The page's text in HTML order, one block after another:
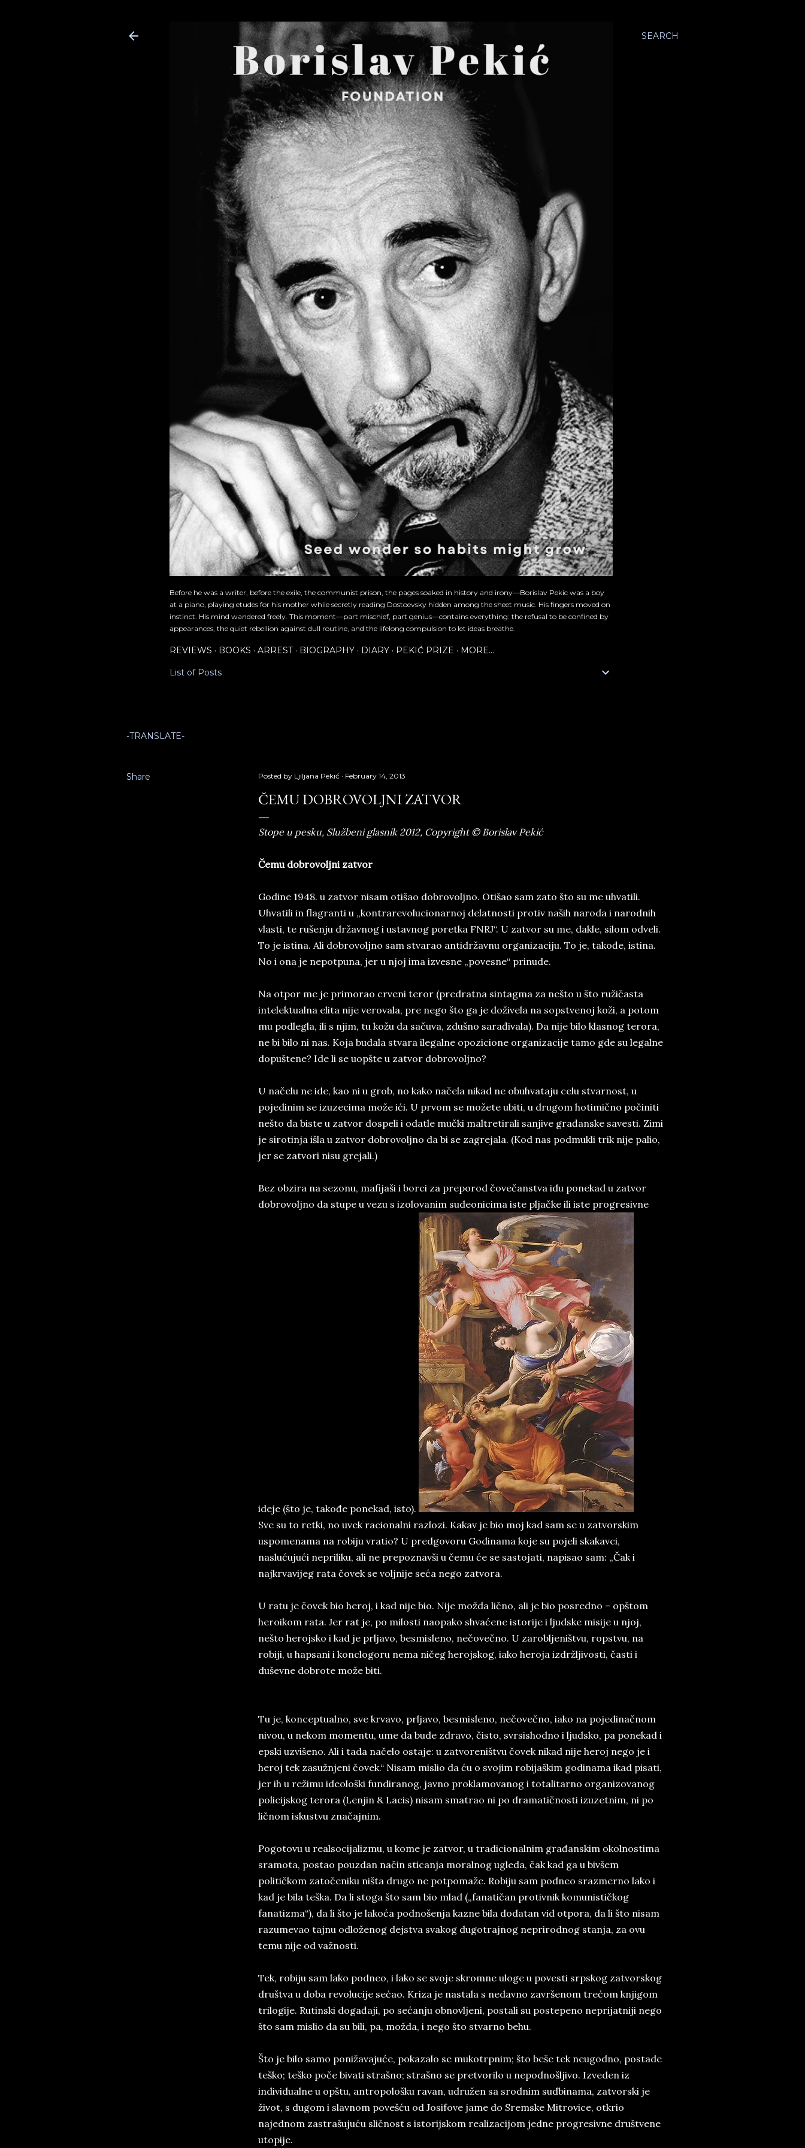
SEARCH
Before he was a writer, before the exile, the communist prison, the pages soaked in history and irony—Borislav Pekic was a boy
at a piano, playing etudes for his mother while secretly reading Dostoevsky hidden among the sheet music. His fingers moved on
instinct. His mind wandered freely. This moment—part mischief, part genius—contains everything: the refusal to be confined by
appearances, the quiet rebellion against dull routine, and the lifelong compulsion to let ideas breathe.
REVIEWS BOOKS ARREST BIOGRAPHY DIARY PEKIĆ PRIZE MORE…
List of Posts
-TRANSLATE-
Share Posted by Ljiljana Pekić February 14, 2013
ČEMU DOBROVOLJNI ZATVOR
Stope u pesku, Službeni glasnik 2012, Copyright © Borislav Pekić
Čemu dobrovoljni zatvor
Godine 1948. u zatvor nisam otišao dobrovoljno. Otišao sam zato što su me uhvatili.
Uhvatili in flagranti u „kontrarevolucionarnoj delatnosti protiv naših naroda i narodnih
vlasti, te rušenju državnog i ustavnog poretka FNRJ“. U zatvor su me, dakle, silom odveli.
To je istina. Ali dobrovoljno sam stvarao antidržavnu organizaciju. To je, takođe, istina.
No i ona je nepotpuna, jer u njoj ima izvesne „povesne“ prinude.
Na otpor me je primorao crveni teror (predratna sintagma za nešto u što ružičasta
intelektualna elita nije verovala, pre nego što ga je doživela na sopstvenoj koži, a potom
mu podlegla, ili s njim, tu kožu da sačuva, zdušno sarađivala). Da nije bilo klasnog terora,
ne bi bilo ni nas. Koja budala stvara ilegalne opozicione organizacije tamo gde su legalne
dopuštene? Ide li se uopšte u zatvor dobrovoljno?
U načelu ne ide, kao ni u grob, no kako načela nikad ne obuhvataju celu stvarnost, u
pojedinim se izuzecima može ići. U prvom se možete ubiti, u drugom hotimično počiniti
nešto da biste u zatvor dospeli i odatle mučki maltretirali sanjive građanske savesti. Zimi
je sirotinja išla u zatvor dobrovoljno da bi se zagrejala. (Kod nas podmukli trik nije palio,
jer se zatvori nisu grejali.)
Bez obzira na sezonu, mafijaši i borci za preporod čovečanstva idu ponekad u zatvor
dobrovoljno da stupe u vezu s izolovanim sudeonicima iste pljačke ili iste progresivne
ideje (što je, takođe ponekad, isto).
Sve su to retki, no uvek racionalni razlozi. Kakav je bio moj kad sam se u zatvorskim
uspomenama na robiju vratio? U predgovoru Godinama koje su pojeli skakavci,
naslućujući nepriliku, ali ne prepoznavši u čemu će se sastojati, napisao sam: „Čak i
najkrvavijeg rata čovek se voljnije seća nego zatvora.
U ratu je čovek bio heroj, i kad nije bio. Nije možda lično, ali je bio posredno – opštom
heroikom rata. Jer rat je, po milosti naopako shvaćene istorije i ljudske misije u njoj,
nešto herojsko i kad je prljavo, besmisleno, nečovečno. U zarobljeništvu, ropstvu, na
robiji, u hapsani i konclogoru nema ničeg herojskog, iako heroja izdržljivosti, časti i
duševne dobrote može biti.
Tu je, konceptualno, sve krvavo, prljavo, besmisleno, nečovečno, iako na pojedinačnom
nivou, u nekom momentu, ume da bude zdravo, čisto, svrsishodno i ljudsko, pa ponekad i
epski uzvišeno. Ali i tada načelo ostaje: u zatvoreništvu čovek nikad nije heroj nego je i
heroj tek zasužnjeni čovek.“ Nisam mislio da ću o svojim robijaškim godinama ikad pisati,
jer ih u režimu ideološki fundiranog, javno proklamovanog i totalitarno organizovanog
policijskog terora (Lenjin & Lacis) nisam smatrao ni po dramatičnosti izuzetnim, ni po
ličnom iskustvu značajnim.
Pogotovu u realsocijalizmu, u kome je zatvor, u tradicionalnim građanskim okolnostima
sramota, postao pouzdan način sticanja moralnog ugleda, čak kad ga u bivšem
političkom zatočeniku ništa drugo ne potpomaže. Robiju sam podneo srazmerno lako i
kad je bila teška. Da li stoga što sam bio mlad („fanatičan protivnik komunističkog
fanatizma“), da li što je lakoća podnošenja kazne bila dodatan vid otpora, da li što nisam
razumevao tajnu odloženog dejstva svakog dugotrajnog neprirodnog stanja, za ovu
temu nije od važnosti.
Tek, robiju sam lako podneo, i lako se svoje skromne uloge u povesti srpskog zatvorskog
društva u doba revolucije sećao. Kriza je nastala s nedavno završenom trećom knjigom
trilogije. Rutinski događaji, po sećanju obnovljeni, postali su postepeno neprijatniji nego
što sam mislio da su bili, pa, možda, i nego što stvarno behu.
Što je bilo samo ponižavajuće, pokazalo se mukotrpnim; što beše tek neugodno, postade
teško; teško poče bivati strašno; strašno se pretvorilo u nepodnošljivo. Izveden iz
individualne u opštu, antropološku ravan, udružen sa srodnim sudbinama, zatvorski je
život, s dugom i slavnom povešću od Josifove jame do Sremske Mitrovice, otkrio
najednom zastrašujuću sličnost s istorijskom realizacijom jedne progresivne društvene
utopije.